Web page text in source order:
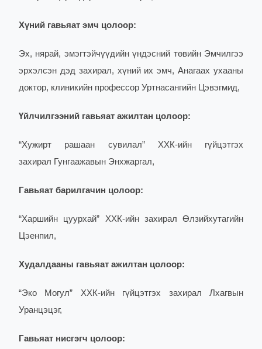
Хүний гавьяат эмч цолоор:
Эх, нярай, эмэгтэйчүүдийн үндэсний төвийн Эмчилгээ
эрхэлсэн дэд захирал, хүний их эмч, Анагаах ухааны
доктор, клиникийн профессор Уртнасангийн Цэвэгмид,
Үйлчилгээний гавьяат ажилтан цолоор:
“Хужирт рашаан сувилал” ХХК-ийн гүйцэтгэх
захирал Гунгаажавын Энхжаргал,
Гавьяат барилгачин цолоор:
“Харшийн цуурхай” ХХК-ийн захирал Өлзийхутагийн
Цэенпил,
Худалдааны гавьяат ажилтан цолоор:
“Эко Могул” ХХК-ийн гүйцэтгэх захирал Лхагвын
Уранцэцэг,
Гавьяат нисгэгч цолоор: